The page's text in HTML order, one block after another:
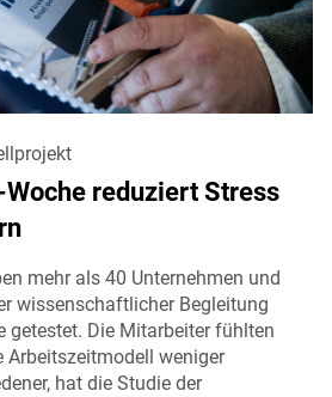
Woche reduziert Stress
mehr als 40 Unternehmen und
wissenschaftlicher Begleitung
getestet. Die Mitarbeiter fühlten
Arbeitszeitmodell weniger
hat die Studie der